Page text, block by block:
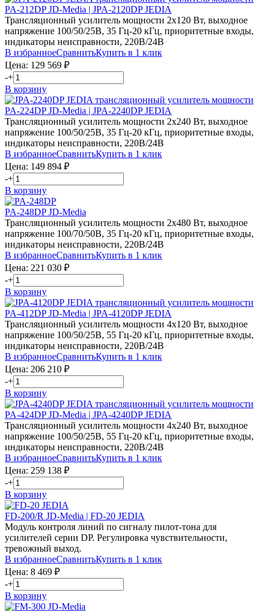
PA-212DP JD-Media | JPA-2120DP JEDIA
Трансляционный усилитель мощности 2х120 Вт, выходное
напряжение 100/50/25В, 35 Гц-20 кГц, приоритетные входы,
индикаторы неисправности, 220В/24В
В избранноеСравнитьКупить в 1 клик
Цена: 129 569 ₽
-+
В корзину
PA-224DP JD-Media | JPA-2240DP JEDIA
Трансляционный усилитель мощности 2х240 Вт, выходное
напряжение 100/50/25В, 35 Гц-20 кГц, приоритетные входы,
индикаторы неисправности, 220В/24В
В избранноеСравнитьКупить в 1 клик
Цена: 149 894 ₽
-+
В корзину
PA-248DP JD-Media
Трансляционный усилитель мощности 2х480 Вт, выходное
напряжение 100/70/50В, 35 Гц-20 кГц, приоритетные входы,
индикаторы неисправности, 220В/24В
В избранноеСравнитьКупить в 1 клик
Цена: 221 030 ₽
-+
В корзину
PA-412DP JD-Media | JPA-4120DP JEDIA
Трансляционный усилитель мощности 4х120 Вт, выходное
напряжение 100/50/25В, 55 Гц-20 кГц, приоритетные входы,
индикаторы неисправности, 220В/24В
В избранноеСравнитьКупить в 1 клик
Цена: 206 210 ₽
-+
В корзину
PA-424DP JD-Media | JPA-4240DP JEDIA
Трансляционный усилитель мощности 4х240 Вт, выходное
напряжение 100/50/25В, 55 Гц-20 кГц, приоритетные входы,
индикаторы неисправности, 220В/24В
В избранноеСравнитьКупить в 1 клик
Цена: 259 138 ₽
-+
В корзину
FD-200/R JD-Media | FD-20 JEDIA
Модуль контроля линий по сигналу пилот-тона для
усилителей серии DP. Регулировка чувствительности,
тревожный выход.
В избранноеСравнитьКупить в 1 клик
Цена: 8 469 ₽
-+
В корзину